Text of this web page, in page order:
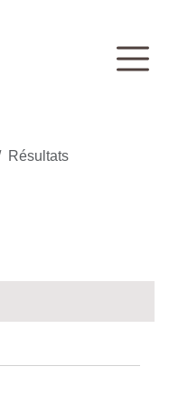
Résultats